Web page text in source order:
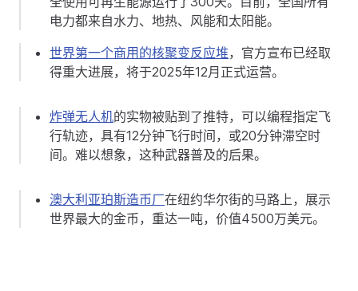
电力都来自水力、地热、风能和太阳能。
世界第一个商用的核聚变反应堆，官方宣布已经取
得重大进展，将于2025年12月正式运营。
炸弹无人机的实物被贴到了推特，可以编程指定飞
行轨迹，具有12分钟飞行时间，或20分钟滞空时
间。难以想象，这种武器普及的后果。
澳大利亚珀斯造币厂在纽约华尔街的马路上，展示
世界最大的金币，重达一吨，价值4500万美元。